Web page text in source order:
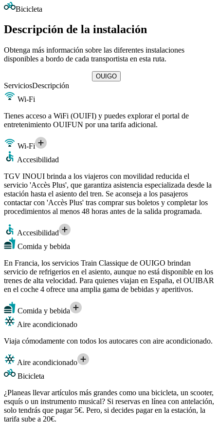
Bicicleta
Descripción de la instalación
Obtenga más información sobre las diferentes instalaciones
disponibles a bordo de cada transportista en esta ruta.
OUIGO
ServiciosDescripción
Wi-Fi
Tienes acceso a WiFi (OUIFI) y puedes explorar el portal de
entretenimiento OUIFUN por una tarifa adicional.
Wi-Fi
Accesibilidad
TGV INOUI brinda a los viajeros con movilidad reducida el
servicio 'Accès Plus', que garantiza asistencia especializada desde la
estación hasta el asiento del tren. Se aconseja a los pasajeros
contactar con 'Accès Plus' tras comprar sus boletos y completar los
procedimientos al menos 48 horas antes de la salida programada.
Accesibilidad
Comida y bebida
En Francia, los servicios Train Classique de OUIGO brindan
servicio de refrigerios en el asiento, aunque no está disponible en los
trenes de alta velocidad. Para quienes viajan en España, el OUIBAR
en el coche 4 ofrece una amplia gama de bebidas y aperitivos.
Comida y bebida
Aire acondicionado
Viaja cómodamente con todos los autocares con aire acondicionado.
Aire acondicionado
Bicicleta
¿Planeas llevar artículos más grandes como una bicicleta, un scooter,
esquís o un instrumento musical? Si reservas en línea con antelación,
solo tendrás que pagar 5€. Pero, si decides pagar en la estación, la
tarifa sube a 20€.